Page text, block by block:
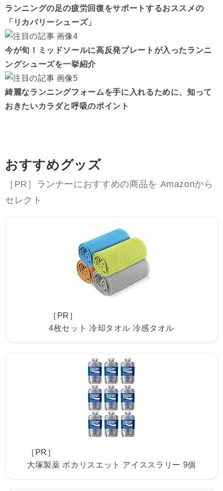
ランニングの足の疲労回復をサポートするおススメの
「リカバリーシューズ」
今が旬！ミッドソールに高反発プレートが入ったランニ
ングシューズを一挙紹介
綺麗なランニングフォームを手に入れるために、知って
おきたいカラダと呼吸のポイント
おすすめグッズ
［PR］ランナーにおすすめの商品を Amazonから
セレクト
［PR］
4枚セット 冷却タオル 冷感タオル
［PR］
大塚製薬 ポカリスエット アイススラリー 9個